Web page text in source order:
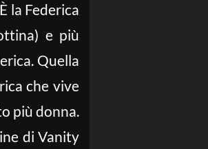
la Federica
e più
Quella
che vive
più donna.
di Vanity